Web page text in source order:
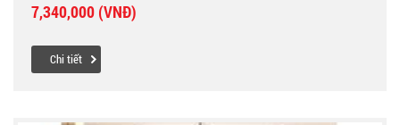
7,340,000 (VNĐ)
Chi tiết